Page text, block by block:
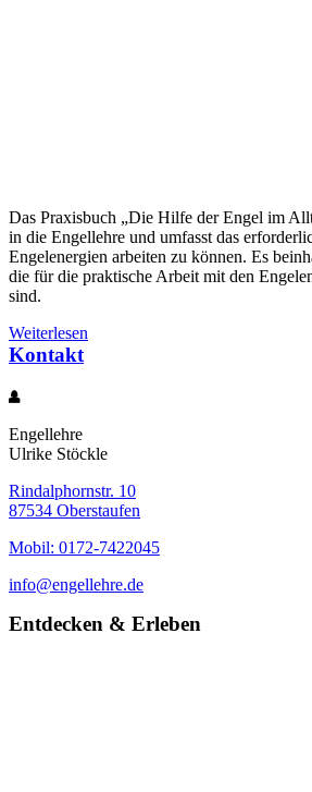
Das Praxisbuch „Die Hilfe der Engel im
in die Engellehre und umfasst das
Engelenergien arbeiten zu können. Es
die für die praktische Arbeit mit den
sind.
Weiterlesen
Kontakt
Engellehre
Ulrike Stöckle
Rindalphornstr. 10
87534 Oberstaufen
Mobil: 0172-7422045
info@engellehre.de
Entdecken & Erleben